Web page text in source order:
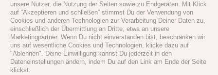
unsere Nutzer, die Nutzung der Seiten sowie zu Endgeräten. Mit Klick
auf “Akzeptieren und schließen” stimmst Du der Verwendung von
Cookies und anderen Technologien zur Verarbeitung Deiner Daten zu,
einschließlich der Übermittlung an Dritte, etwa an unsere
Marketingpartner. Wenn Du nicht einverstanden bist, beschränken wir
uns auf wesentliche Cookies und Technologien, klicke dazu auf
"Ablehnen". Deine Einwilligung kannst Du jederzeit in den
Dateneinstellungen ändern, indem Du auf den Link am Ende der Seite
klickst.